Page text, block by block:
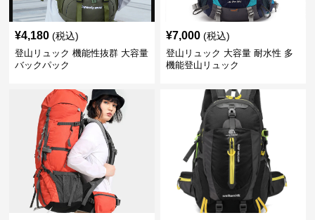
¥4,180 (税込)
登山リュック 機能性抜群 大容量
バックパック
¥7,000 (税込)
登山リュック 大容量 耐水性 多
機能登山リュック